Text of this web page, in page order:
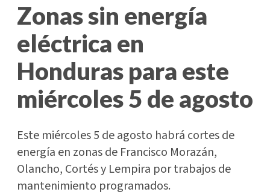
Zonas sin energía
eléctrica en
Honduras para este
miércoles 5 de agosto
Este miércoles 5 de agosto habrá cortes de
energía en zonas de Francisco Morazán,
Olancho, Cortés y Lempira por trabajos de
mantenimiento programados.